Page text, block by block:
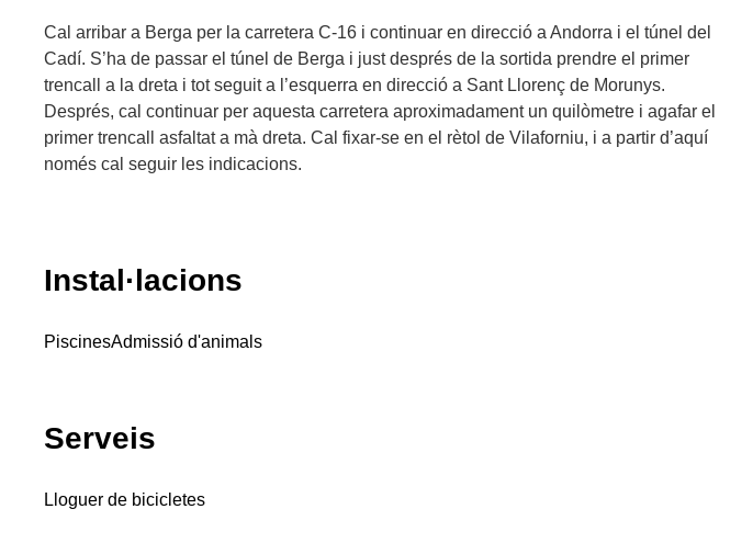
Cal arribar a Berga per la carretera C-16 i continuar en direcció a Andorra i el túnel del
Cadí. S’ha de passar el túnel de Berga i just després de la sortida prendre el primer
trencall a la dreta i tot seguit a l’esquerra en direcció a Sant Llorenç de Morunys.
Després, cal continuar per aquesta carretera aproximadament un quilòmetre i agafar el
primer trencall asfaltat a mà dreta. Cal fixar-se en el rètol de Vilaforniu, i a partir d’aquí
només cal seguir les indicacions.
Instal·lacions
PiscinesAdmissió d'animals
Serveis
Lloguer de bicicletes